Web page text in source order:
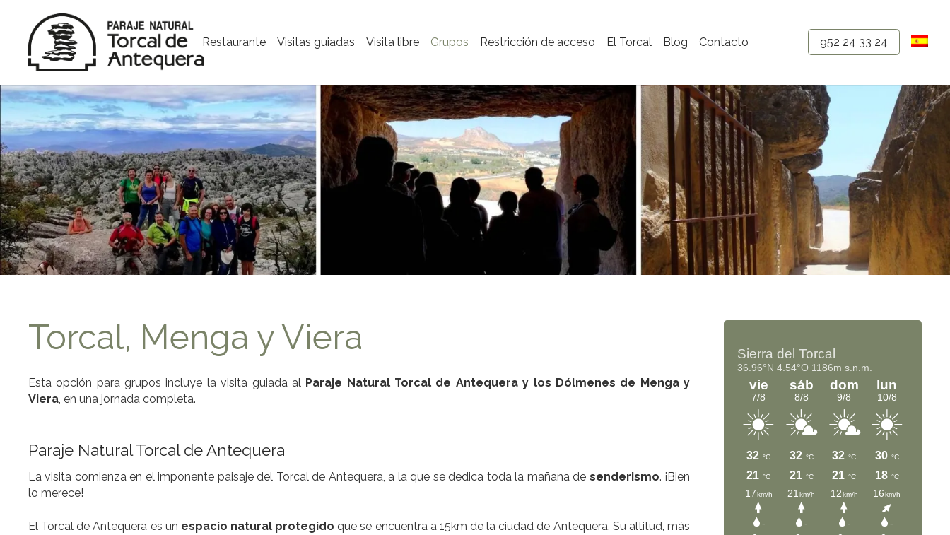
Restaurante Visitas guiadas Visita libre Grupos Restricción de acceso El Torcal Blog Contacto 952 24 33 24
Torcal, Menga y Viera
Esta opción para grupos incluye la visita guiada al Paraje Natural Torcal de Antequera y los Dólmenes de Menga y
Viera , en una jornada completa.
Paraje Natural Torcal de Antequera
La visita comienza en el imponente paisaje del Torcal de Antequera, a la que se dedica toda la mañana de senderismo. ¡Bien
lo merece!
El Torcal de Antequera es un espacio natural protegido que se encuentra a 15km de la ciudad de Antequera. Su altitud, más